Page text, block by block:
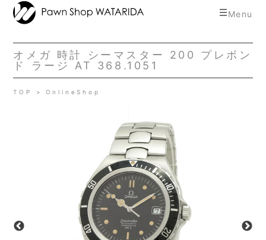
toggle
Menu
オメガ 時計 シーマスター 200 プレボン
ド ラージ AT 368.1051
TOP OnlineShop